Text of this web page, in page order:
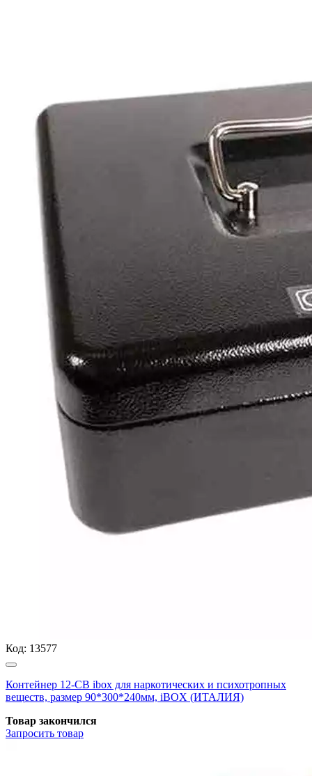
Код: 13577
Контейнер 12-СВ ibox для наркотических и психотропных
веществ, размер 90*300*240мм, iBOX (ИТАЛИЯ)
Товар закончился
Запросить товар